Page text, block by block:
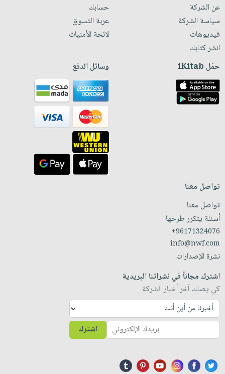
عن الشركة
سياسة الشركة
فيديوهات
انشر كتابك
حسابك
عربة التسوق
لائحة الأمنيات
حمّل iKitab وسائل الدفع
تواصل معنا
تواصل معنا
أسئلة يتكرر طرحها
+96171324076
info@nwf.com
نشرة الإصدارات
اشترك مجاناً في نشراتنا البريدية
كي يصلك آخر أخبار الشركة
اشترك